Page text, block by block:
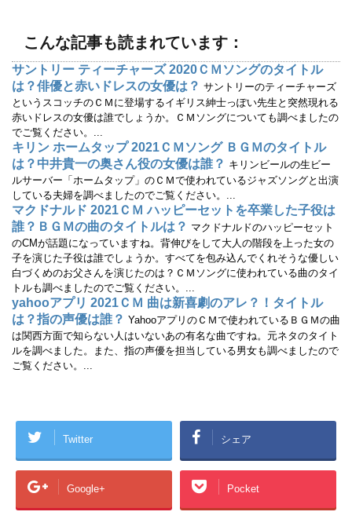
ィ
ン
ウ
で
開
き
ま
す
)
こんな記事も読まれています：
サントリー ティーチャーズ 2020ＣＭソングのタイトル
は？俳優と赤いドレスの女優は？ サントリーのティーチャーズ
というスコッチのＣＭに登場するイギリス紳士っぽい先生と突然現れる
赤いドレスの女優は誰でしょうか。ＣＭソングについても調べましたの
でご覧ください。...
キリン ホームタップ 2021ＣＭソング ＢＧＭのタイトル
は？中井貴一の奥さん役の女優は誰？ キリンビールの生ビー
ルサーバー「ホームタップ」のＣＭで使われているジャズソングと出演
している夫婦を調べましたのでご覧ください。...
マクドナルド 2021ＣＭ ハッピーセットを卒業した子役は
誰？ＢＧＭの曲のタイトルは？ マクドナルドのハッピーセット
のCMが話題になっていますね。背伸びをして大人の階段を上った女の
子を演じた子役は誰でしょうか。すべてを包み込んでくれそうな優しい
白づくめのお父さんを演じたのは？ＣＭソングに使われている曲のタイ
トルも調べましたのでご覧ください。...
yahooアプリ 2021ＣＭ 曲は新喜劇のアレ？！タイトル
は？指の声優は誰？ YahooアプリのＣＭで使われているＢＧＭの曲
は関西方面で知らない人はいないあの有名な曲ですね。元ネタのタイト
ルを調べました。また、指の声優を担当している男女も調べましたので
ご覧ください。...
Twitter シェア
Google+ Pocket